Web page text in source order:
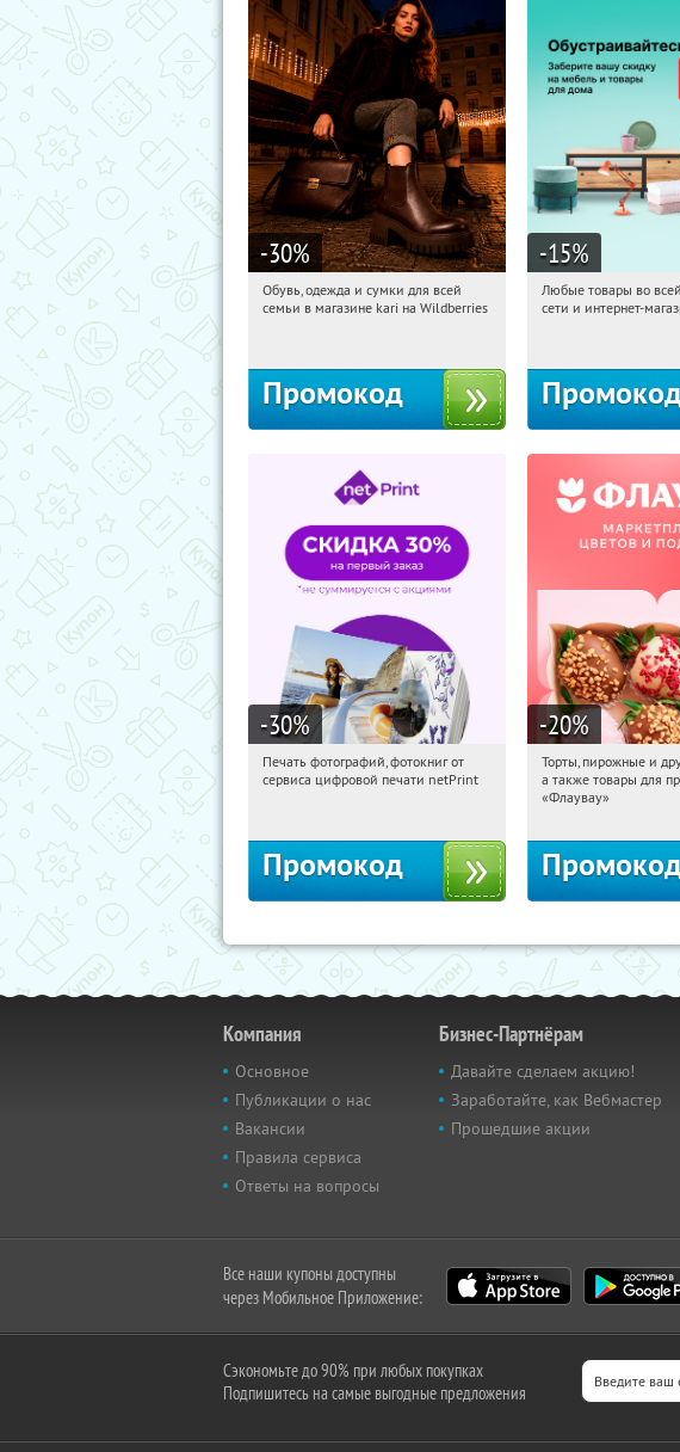
-30%
18:50:34
Получи первым!
Обувь, одежда и сумки для всей
семьи в магазине kari на Wildberries
Промокод
-15%
18:50:34
Любые товары во
сети и интернет-
-30%
18:50:34 Получили:
Печать фотографий, фотокниг от
сервиса цифровой печати netPrint
Промокод
-20%
18:50:34
Россия
Торты, пирожные и
а также товары для
«Флаувау»
Компания
Основное
Публикации о нас
Вакансии
Правила сервиса
Ответы на вопросы
Бизнес-Партнёрам
Давайте сделаем акцию!
Заработайте, как Вебмастер
Прошедшие акции
Все наши купоны доступны
через Мобильное Приложение:
Сэкономьте до 90% при любых покупках
Подпишитесь на самые выгодные предложения